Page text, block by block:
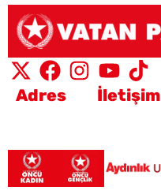
Adres İletişim